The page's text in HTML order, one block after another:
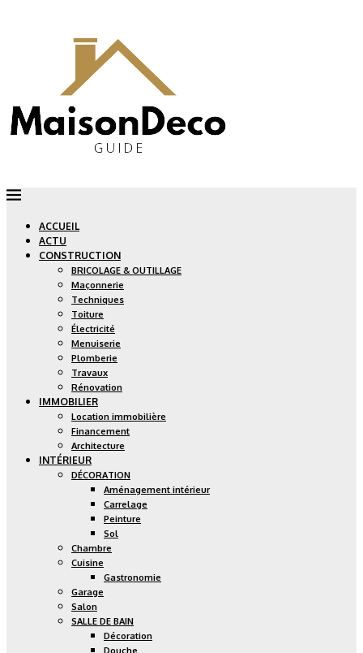
ACCUEIL
ACTU
CONSTRUCTION
BRICOLAGE & OUTILLAGE
Maçonnerie
Techniques
Toiture
Électricité
Menuiserie
Plomberie
Travaux
Rénovation
IMMOBILIER
Location immobilière
Financement
Architecture
INTÉRIEUR
DÉCORATION
Aménagement intérieur
Carrelage
Peinture
Sol
Chambre
Cuisine
Gastronomie
Garage
Salon
SALLE DE BAIN
Décoration
Douche